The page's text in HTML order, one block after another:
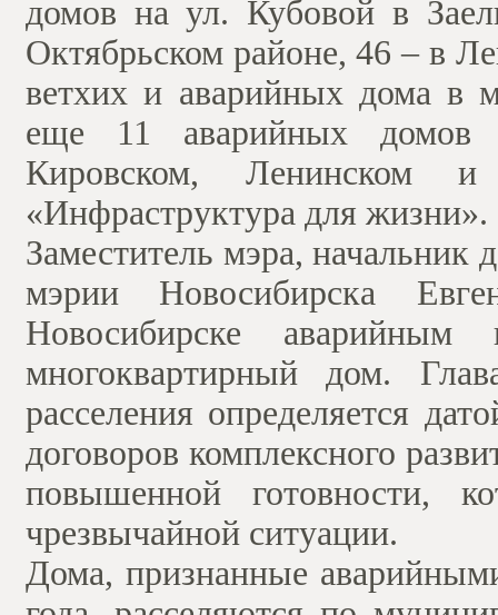
домов на ул. Кубовой в
Октябрьском районе, 46 – в
ветхих и аварийных дома в
еще 11 аварийных домов
Кировском, Ленинском
«Инфраструктура для жизни».
Заместитель мэра, начальник
мэрии Новосибирска
Новосибирске
многоквартирный дом.
расселения определяется
договоров комплексного
повышенной готовности,
чрезвычайной ситуации.
Дома, признанные